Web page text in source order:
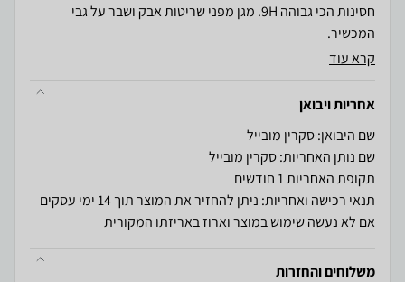
חסינות הכי גבוהה 9H. מגן מפני שריטות אבק ושבר על גבי
המכשיר.
קרא עוד
אחריות ויבואן
שם היבואן: סקרין מובייל
שם נותן האחריות: סקרין מובייל
תקופת האחריות 1 חודשים
תנאי רכישה ואחריות: ניתן להחזיר את המוצר תוך 14 ימי עסקים
אם לא נעשה שימוש במוצר וארוז באריזתו המקורית
משלוחים והחזרות